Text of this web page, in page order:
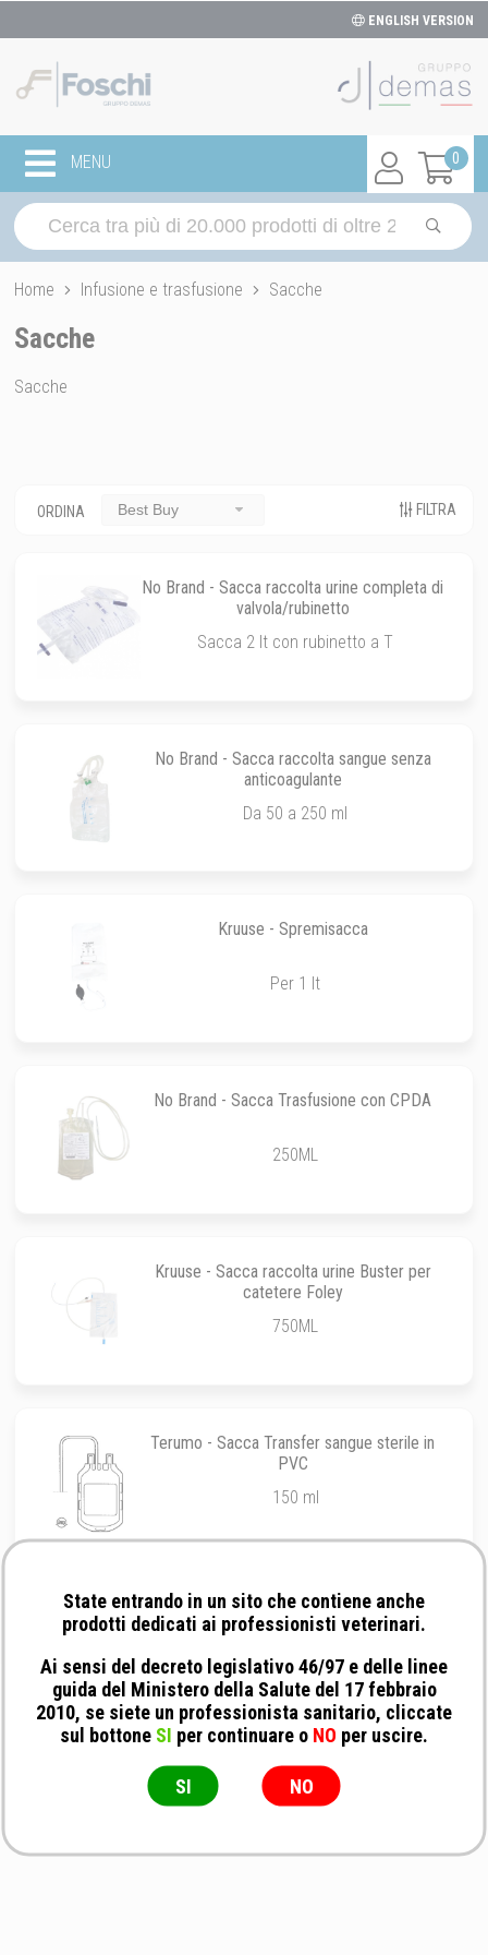
ENGLISH VERSION
0
MENU
Home Infusione e trasfusione Sacche
Sacche
Sacche
ORDINA Best Buy FILTRA
No Brand - Sacca raccolta urine completa di
valvola/rubinetto
Sacca 2 lt con rubinetto a T
No Brand - Sacca raccolta sangue senza
anticoagulante
Da 50 a 250 ml
Kruuse - Spremisacca
Per 1 lt
No Brand - Sacca Trasfusione con CPDA
250ML
Kruuse - Sacca raccolta urine Buster per
catetere Foley
750ML
Terumo - Sacca Transfer sangue sterile in
PVC
150 ml
State entrando in un sito che contiene anche
prodotti dedicati ai professionisti veterinari.
Ai sensi del decreto legislativo 46/97 e delle linee
guida del Ministero della Salute del 17 febbraio
2010, se siete un professionista sanitario, cliccate
sul bottone SI per continuare o NO per uscire.
SI NO